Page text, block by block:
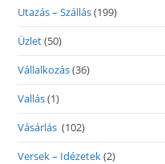
Utazás – Szállás(199)
Üzlet(50)
Vállalkozás(36)
Vallás(1)
Vásárlás (102)
Versek – Idézetek(2)